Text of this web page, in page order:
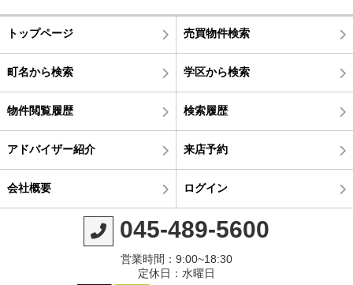
トップページ 売買物件検索
町名から検索 学区から検索
物件閲覧履歴 検索履歴
アドバイザー紹介 来店予約
会社概要 ログイン
045-489-5600
営業時間：9:00~18:30
定休日：水曜日